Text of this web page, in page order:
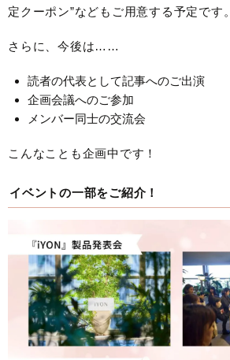
定クーポン”などもご用意する予定です。
さらに、今後は……
読者の代表として記事へのご出演
企画会議へのご参加
メンバー同士の交流会
こんなことも企画中です！
イベントの一部をご紹介！